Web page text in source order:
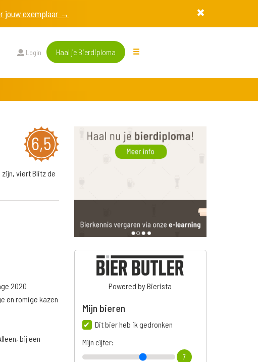
jouw exemplaar →
Login Haal je Bierdiploma
6,5
zijn, viert Blitz de
2020
en romige kazen
bij een
Powered by Bierista
Mijn bieren
Dit bier heb ik gedronken
Mijn cijfer:
7